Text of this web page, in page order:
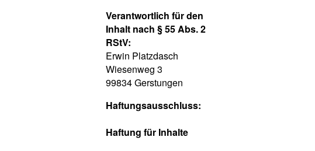
Verantwortlich für den
Inhalt nach § 55 Abs. 2
RStV:
Erwin Platzdasch
Wiesenweg 3
99834 Gerstungen
Haftungsausschluss:
Haftung für Inhalte